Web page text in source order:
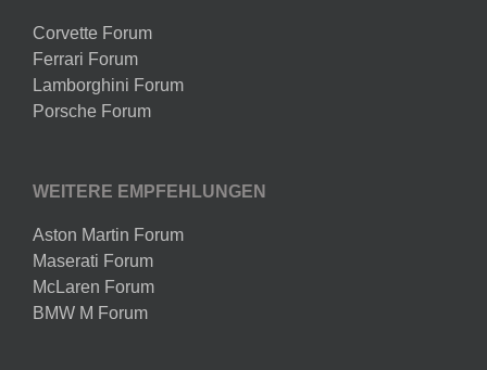
Corvette Forum
Ferrari Forum
Lamborghini Forum
Porsche Forum
WEITERE EMPFEHLUNGEN
Aston Martin Forum
Maserati Forum
McLaren Forum
BMW M Forum